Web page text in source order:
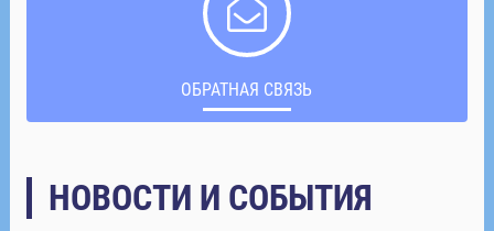
ОБРАТНАЯ СВЯЗЬ
НОВОСТИ И СОБЫТИЯ